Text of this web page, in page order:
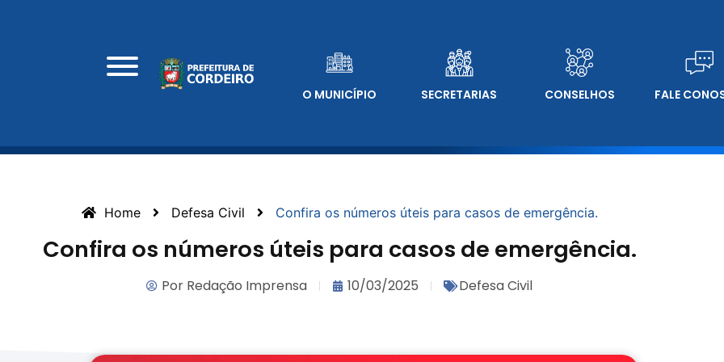
O MUNICÍPIO SECRETARIAS CONSELHOS FALE
Home Defesa Civil Confira os números úteis para casos de emergência.
Confira os números úteis para casos de emergência.
Por Redação Imprensa 10/03/2025 Defesa Civil